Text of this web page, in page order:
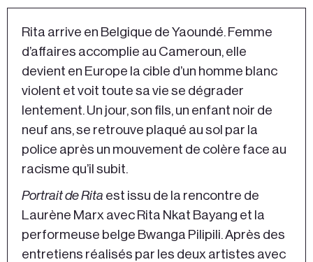
Rita arrive en Belgique de Yaoundé. Femme
d’affaires accomplie au Cameroun, elle
devient en Europe la cible d’un homme blanc
violent et voit toute sa vie se dégrader
lentement. Un jour, son fils, un enfant noir de
neuf ans, se retrouve plaqué au sol par la
police après un mouvement de colère face au
racisme qu’il subit.
Portrait de Rita est issu de la rencontre de
Laurène Marx avec Rita Nkat Bayang et la
performeuse belge Bwanga Pilipili. Après des
entretiens réalisés par les deux artistes avec